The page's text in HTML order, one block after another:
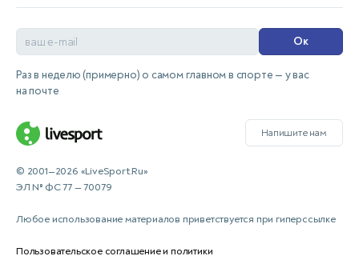
Ок
Раз в неделю (примерно) о самом главном в спорте — у вас
на почте
Напишите нам
© 2001—2026 «LiveSport.Ru»
ЭЛ № ФС 77 — 70079
Любое использование материалов приветствуется при гиперссылке
Пользовательское соглашение и политики